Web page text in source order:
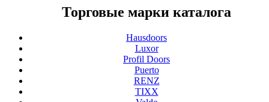
Торговые марки каталога
Hausdoors
Luxor
Profil Doors
Puerto
RENZ
TIXX